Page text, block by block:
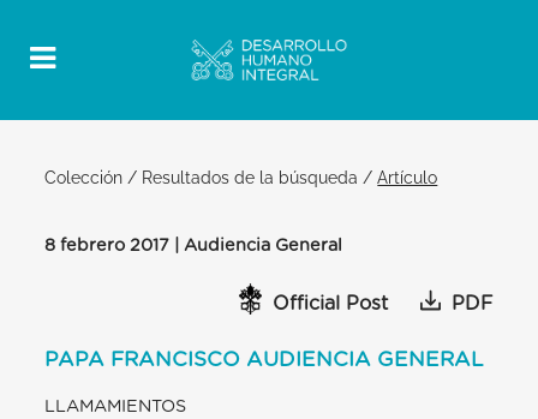
Colección / Resultados de la búsqueda /Artículo
8 febrero 2017 | Audiencia General
Official Post PDF
PAPA FRANCISCO AUDIENCIA GENERAL
LLAMAMIENTOS